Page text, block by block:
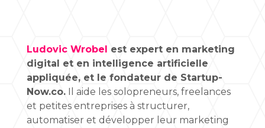
Ludovic Wrobel est expert en marketing
digital et en intelligence artificielle
appliquée, et le fondateur de Startup-
Now.co.Il aide les solopreneurs, freelances
et petites entreprises à structurer,
automatiser et développer leur marketing